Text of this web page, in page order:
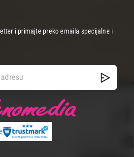
i primajte preko emaila specijalne i